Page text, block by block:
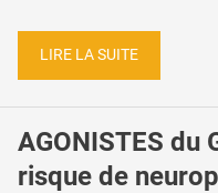
LIRE LA SUITE
AGONISTES du
risque de